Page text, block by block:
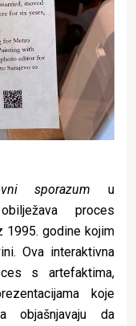
sporazum u
proces
1995. godine kojim
Ova interaktivna
s artefaktima,
koje
objašnjavaju da